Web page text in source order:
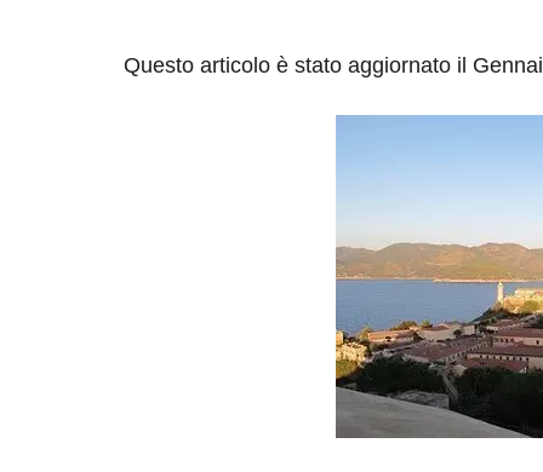
Questo articolo è stato aggiornato il